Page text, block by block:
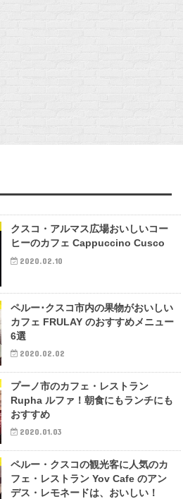
クスコ・アルマス広場おいしいコー
ヒーのカフェ Cappuccino Cusco
2020.02.10
ペルー･クスコ市内の果物がおいしい
カフェ FRULAY のおすすめメニュー
6選
2020.02.02
プーノ市のカフェ・レストラン
Rupha ルファ！朝食にもランチにも
おすすめ
2020.01.03
ペルー・クスコの観光客に人気のカ
フェ・レストラン Yov Cafe のアン
デス・レモネードは、おいしい！